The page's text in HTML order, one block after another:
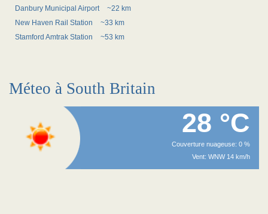
Danbury Municipal Airport
~22 km
New Haven Rail Station
~33 km
Stamford Amtrak Station
~53 km
Méteo à South Britain
28 °C
Couverture nuageuse: 0 %
Vent: WNW 14 km/h